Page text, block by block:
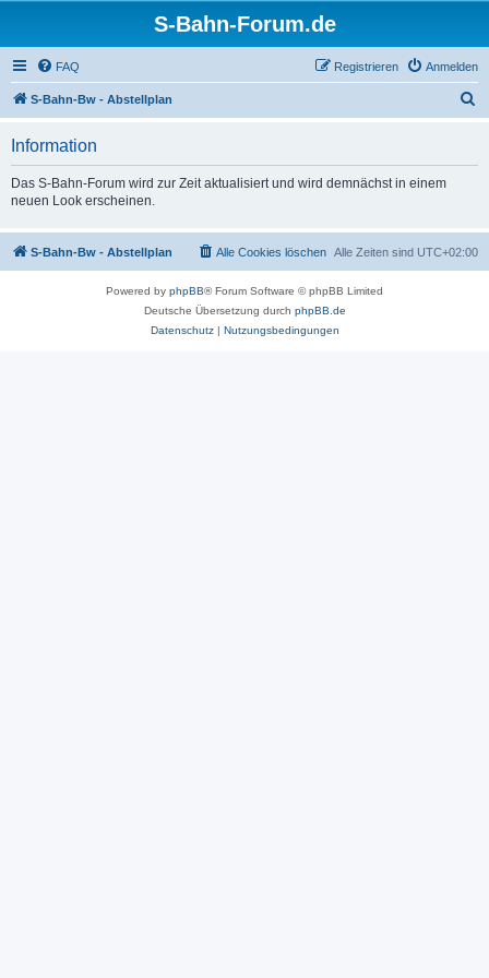
S-Bahn-Forum.de
FAQ Anmelden
Registrieren
S-Bahn-Bw - Abstellplan
Information
Das S-Bahn-Forum wird zur Zeit aktualisiert und wird demnächst in einem
neuen Look erscheinen.
S-Bahn-Bw - Abstellplan Alle Zeiten sind UTC+02:00
Alle Cookies löschen
Powered by phpBB® Forum Software © phpBB Limited
Deutsche Übersetzung durch phpBB.de
Datenschutz| Nutzungsbedingungen